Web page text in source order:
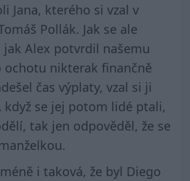
Jana, kterého si vzal v
Pollák. Jak se ale
jak Alex potvrdil našemu
nikterak finančně
čas výplaty, vzal si ji
když se jej potom lidé ptali,
tak jen odpověděl, že se
i taková, že byl Diego